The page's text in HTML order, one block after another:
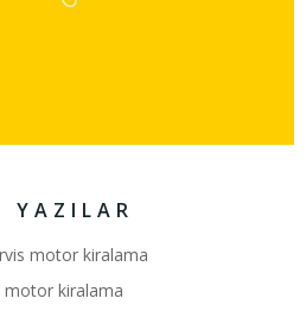
YAZILAR
motor kiralama
motor kiralama